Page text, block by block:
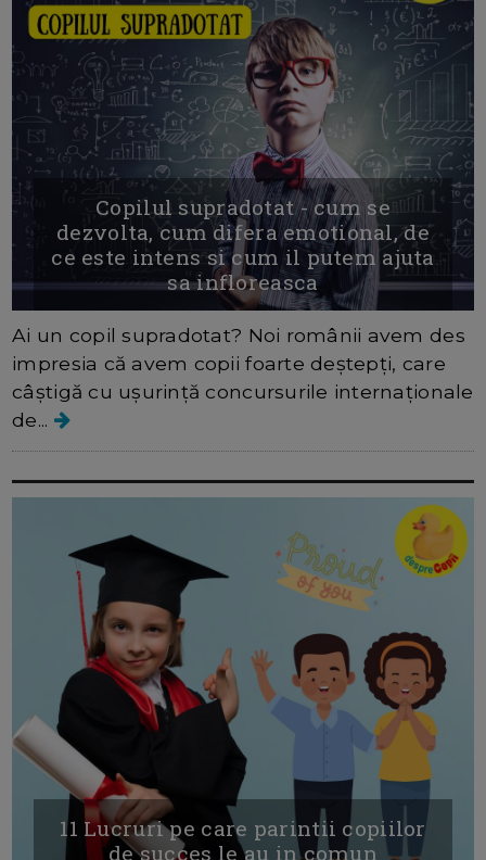
Copilul supradotat - cum se
dezvolta, cum difera emotional, de
ce este intens si cum il putem ajuta
sa infloreasca
Ai un copil supradotat? Noi românii avem des
impresia că avem copii foarte deștepți, care
câștigă cu ușurință concursurile internaționale
de...
11 Lucruri pe care parintii copiilor
de succes le au in comun